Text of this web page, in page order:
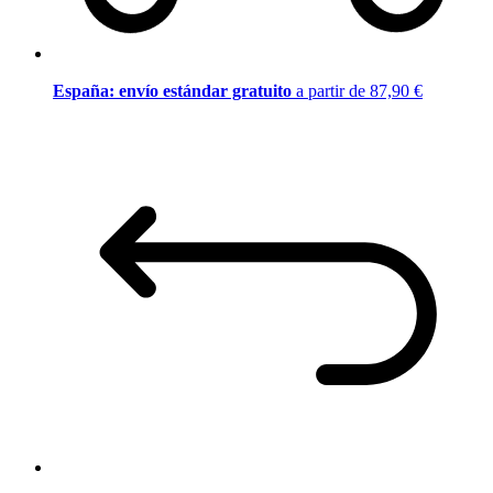
España: envío estándar gratuito a partir de 87,90 €